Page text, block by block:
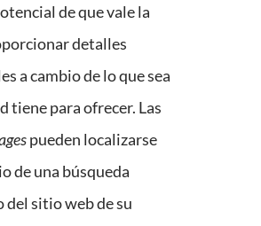
de que vale la
detalles
a cambio de lo que sea
tiene para ofrecer. Las
pueden localizarse
de una búsqueda
del sitio web de su